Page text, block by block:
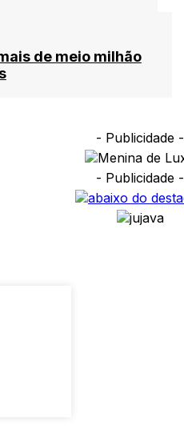
de meio milhão
- Publicidade -
- Publicidade -